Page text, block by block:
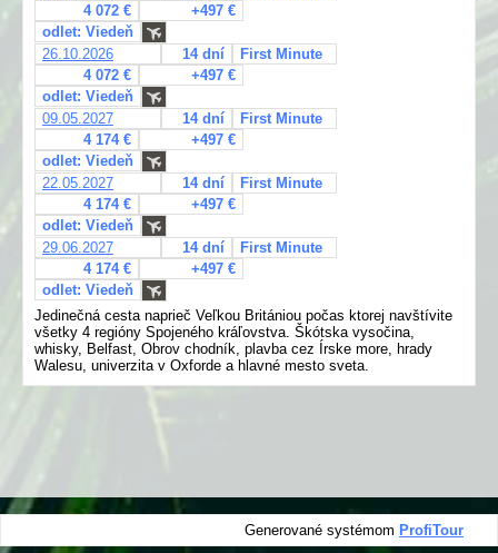
4 072 €
+497 €
odlet: Viedeň
26.10.2026
14 dní
First Minute
4 072 €
+497 €
odlet: Viedeň
09.05.2027
14 dní
First Minute
4 174 €
+497 €
odlet: Viedeň
22.05.2027
14 dní
First Minute
4 174 €
+497 €
odlet: Viedeň
29.06.2027
14 dní
First Minute
4 174 €
+497 €
odlet: Viedeň
Jedinečná cesta naprieč Veľkou Britániou počas ktorej navštívite
všetky 4 regióny Spojeného kráľovstva. Škótska vysočina,
whisky, Belfast, Obrov chodník, plavba cez Írske more, hrady
Walesu, univerzita v Oxforde a hlavné mesto sveta.
Generované systémom ProfiTour